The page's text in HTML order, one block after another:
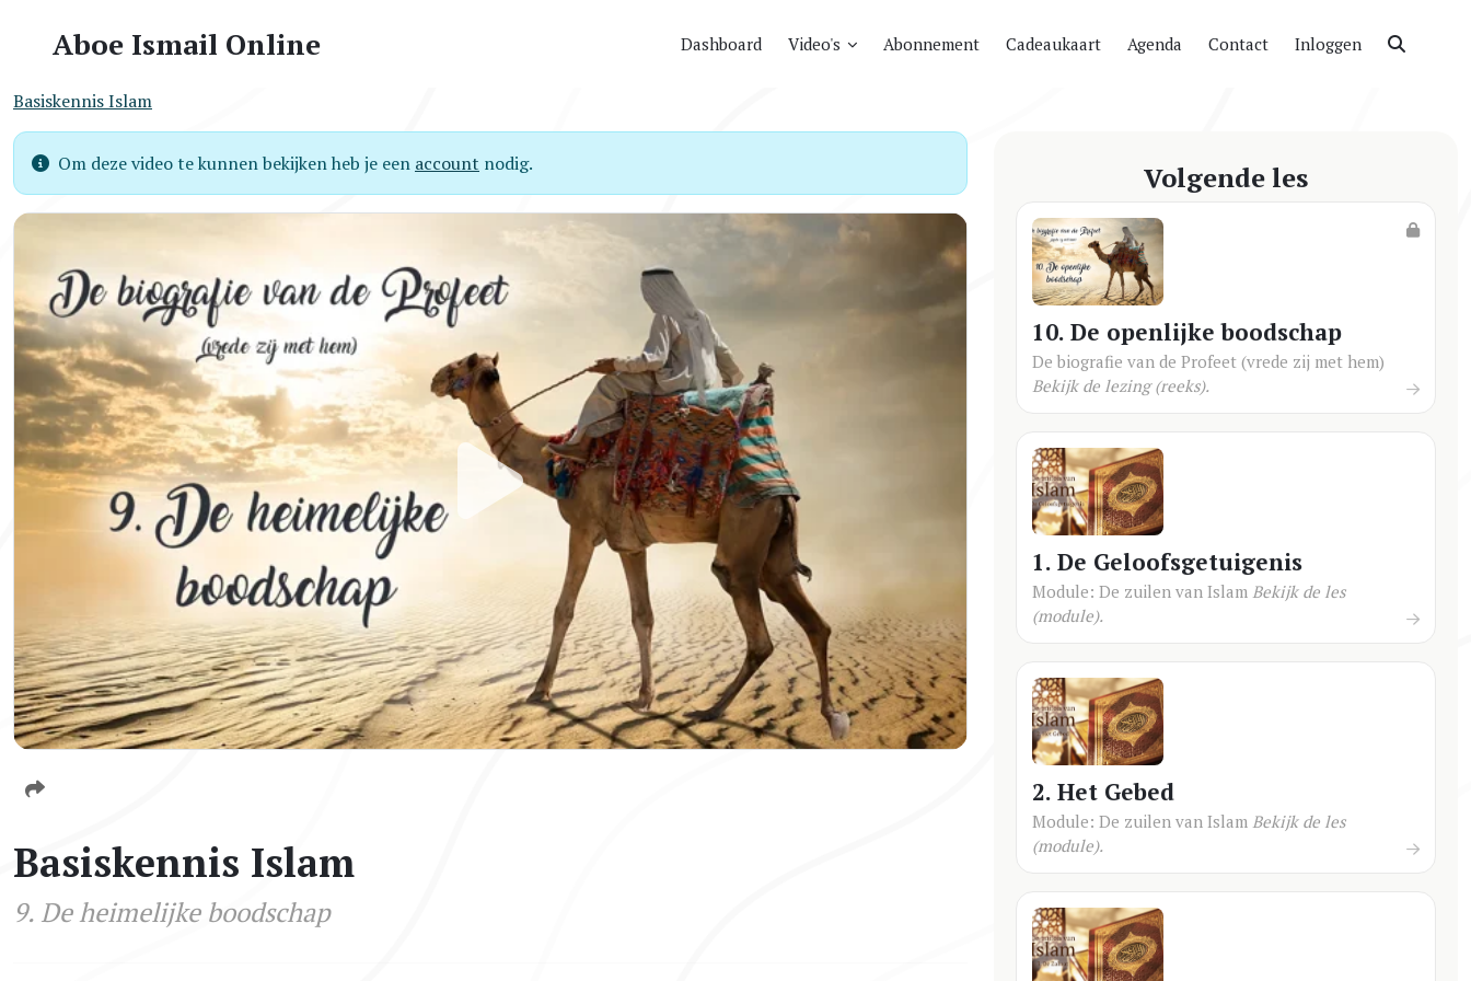
Aboe Ismail Online Dashboard Video's Abonnement Cadeaukaart Agenda Contact Inloggen
Basiskennis Islam
Om deze video te kunnen bekijken heb je een account nodig.
Basiskennis Islam
9. De heimelijke boodschap
Volgende les
10. De openlijke boodschap
De biografie van de Profeet (vrede zij met hem)
Bekijk de lezing (reeks).
1. De Geloofsgetuigenis
Module: De zuilen van Islam Bekijk de les
(module).
2. Het Gebed
Module: De zuilen van Islam Bekijk de les
(module).